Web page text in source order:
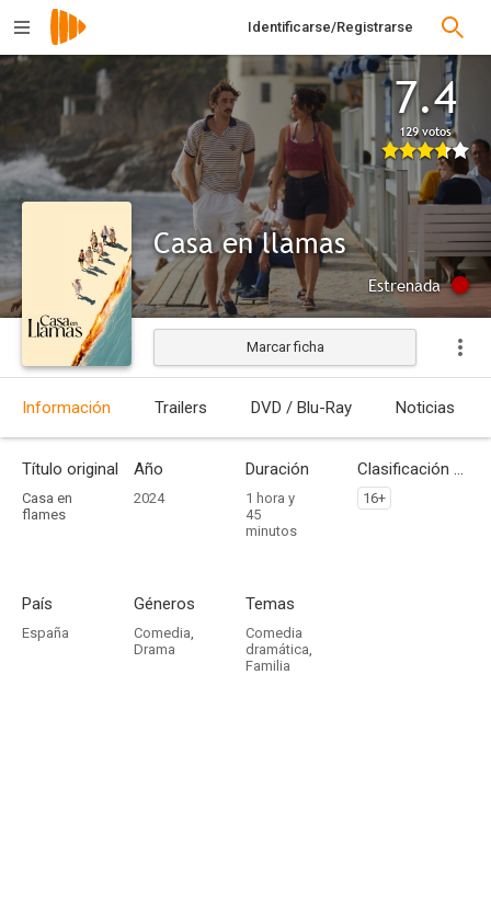
Identificarse/Registrarse
7.4
129 votos
Casa en llamas
Estrenada
Marcar ficha
Información Trailers DVD / Blu-Ray Noticias
Título original
Casa en
flames
Año
2024
Duración
1 hora y
45
minutos
Clasificación por edades
16+
País
España
Géneros
Comedia,
Drama
Temas
Comedia
dramática,
Familia